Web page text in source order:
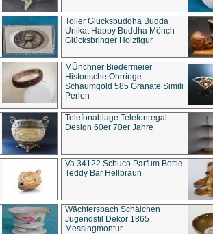
Toller Glücksbuddha Budda
Unikat Happy Buddha Mönch
Glücksbringer Holzfigur
MÜnchner Biedermeier
Historische Ohrringe
Schaumgold 585 Granate Simili
Perlen
Telefonablage Telefonregal
Design 60er 70er Jahre
Va 34122 Schuco Parfum Bottle
Teddy Bär Hellbraun
Wächtersbach Schälchen
Jugendstil Dekor 1865
Messingmontur